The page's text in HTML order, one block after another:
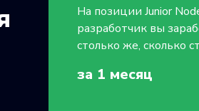
На позиции Junior
разработчик вы
столько же, сколько
за 1 месяц